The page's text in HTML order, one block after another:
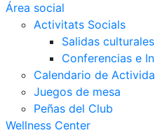
Área social
Activitats Socials
Salidas culturales
Conferencias e
Calendario de
Juegos de mesa
Peñas del Club
Wellness Center